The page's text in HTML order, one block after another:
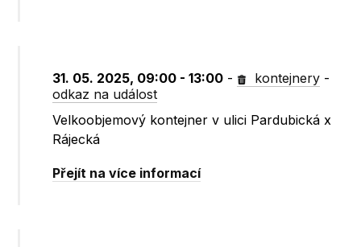
31. 05. 2025, 09:00 - 13:00 - kontejnery -
odkaz na událost
Velkoobjemový kontejner v ulici Pardubická x
Rájecká
Přejít na více informací